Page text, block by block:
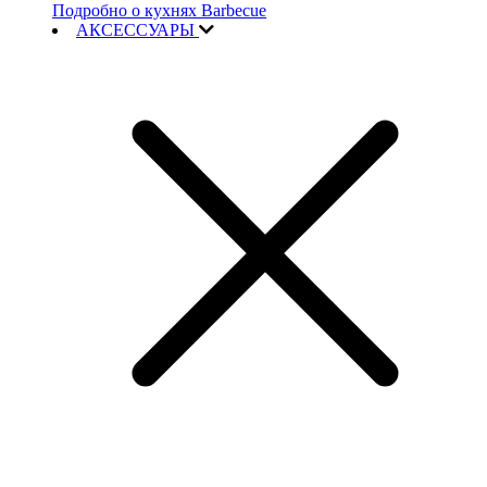
Подробно о кухнях Barbecue
АКСЕССУАРЫ